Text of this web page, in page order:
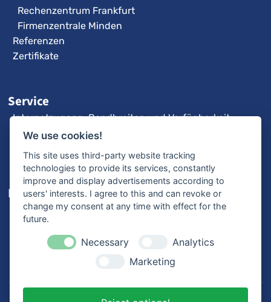
Rechenzentrum Frankfurt
Firmenzentrale Minden
Referenzen
Zertifikate
Service
Internetzugang: Bandbreiten und Verfügbarkeit
3CX-Videoanleitungen
Karriere
Offene Stellen
Ausbildung
Bewerbungsprozess
We use cookies!
This site uses third-party website tracking
technologies to provide its services, constantly
improve and display advertisements according to
users' interests. I agree to this and can revoke or
change my consent at any time with effect for the
future.
Necessary
Analytics
Marketing